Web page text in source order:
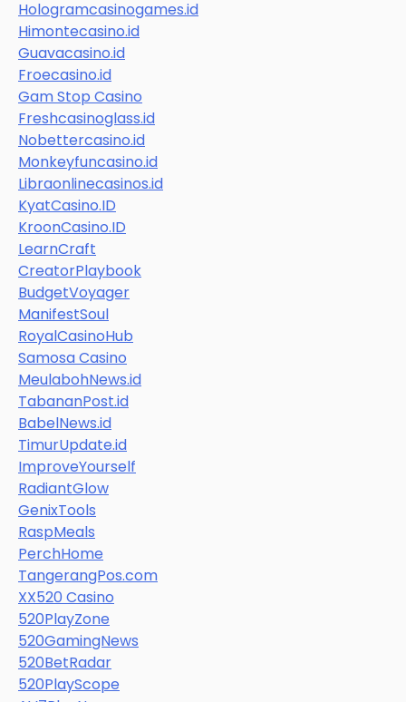
Hologramcasinogames.id
Himontecasino.id
Guavacasino.id
Froecasino.id
Gam Stop Casino
Freshcasinoglass.id
Nobettercasino.id
Monkeyfuncasino.id
Libraonlinecasinos.id
KyatCasino.ID
KroonCasino.ID
LearnCraft
CreatorPlaybook
BudgetVoyager
ManifestSoul
RoyalCasinoHub
Samosa Casino
MeulabohNews.id
TabananPost.id
BabelNews.id
TimurUpdate.id
ImproveYourself
RadiantGlow
GenixTools
RaspMeals
PerchHome
TangerangPos.com
XX520 Casino
520PlayZone
520GamingNews
520BetRadar
520PlayScope